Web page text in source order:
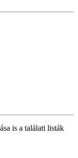
is a találati listák